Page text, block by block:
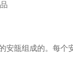
瓿组成的。每个